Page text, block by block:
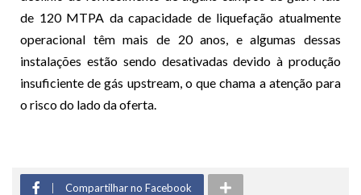
de 120 MTPA da capacidade de liquefação atualmente
operacional têm mais de 20 anos, e algumas dessas
instalações estão sendo desativadas devido à produção
insuficiente de gás upstream, o que chama a atenção para
o risco do lado da oferta.
Compartilhar no Facebook